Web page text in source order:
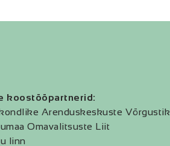
koostööpartnerid:
Arenduskeskuste Võrgustik
Omavalitsuste Liit
linn